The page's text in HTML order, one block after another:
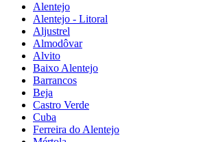
Alentejo
Alentejo - Litoral
Aljustrel
Almodôvar
Alvito
Baixo Alentejo
Barrancos
Beja
Castro Verde
Cuba
Ferreira do Alentejo